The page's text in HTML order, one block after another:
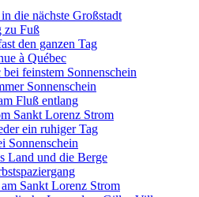
die nächste Großstadt
zu Fuß
den ganzen Tag
à Québec
feinstem Sonnenschein
Sonnenschein
Fluß entlang
Sankt Lorenz Strom
ein ruhiger Tag
Sonnenschein
Land und die Berge
Sankt Lorenz Strom